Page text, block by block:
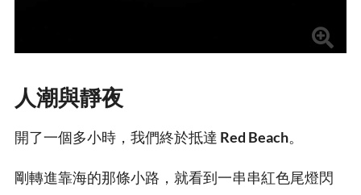
人潮與靜夜
開了一個多小時，我們終於抵達 Red Beach。
剛轉進靠海的那條小路，就看到一串串紅色尾燈閃